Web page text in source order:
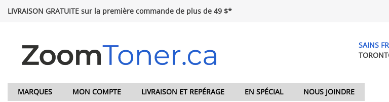
LIVRAISON GRATUITE sur la première commande de plus de 49 $*
SAINS
MARQUES MON COMPTE LIVRAISON ET REPÉRAGE EN SPÉCIAL NOUS JOINDRE